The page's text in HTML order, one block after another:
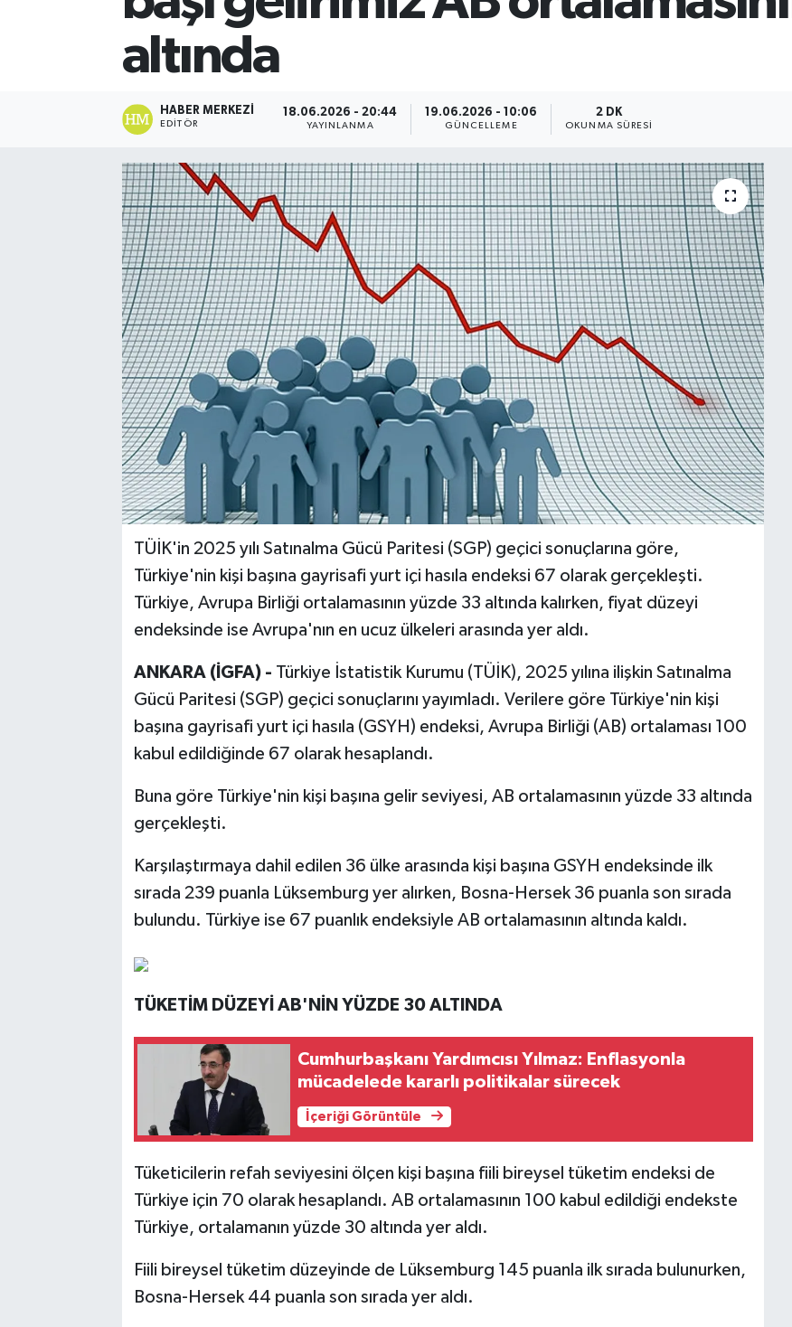
altında
HABER MERKEZI
EDITÖR
18.06.2026 - 20:44
YAYINLANMA
19.06.2026 - 10:06
GÜNCELLEME
2 DK
OKUNMA SÜRESI
TÜİK'in 2025 yılı Satınalma Gücü Paritesi (SGP) geçici sonuçlarına göre,
Türkiye'nin kişi başına gayrisafi yurt içi hasıla endeksi 67 olarak gerçekleşti.
Türkiye, Avrupa Birliği ortalamasının yüzde 33 altında kalırken, fiyat düzeyi
endeksinde ise Avrupa'nın en ucuz ülkeleri arasında yer aldı.
ANKARA (İGFA) - Türkiye İstatistik Kurumu (TÜİK), 2025 yılına ilişkin Satınalma
Gücü Paritesi (SGP) geçici sonuçlarını yayımladı. Verilere göre Türkiye'nin kişi
başına gayrisafi yurt içi hasıla (GSYH) endeksi, Avrupa Birliği (AB) ortalaması 100
kabul edildiğinde 67 olarak hesaplandı.
Buna göre Türkiye'nin kişi başına gelir seviyesi, AB ortalamasının yüzde 33 altında
gerçekleşti.
Karşılaştırmaya dahil edilen 36 ülke arasında kişi başına GSYH endeksinde ilk
sırada 239 puanla Lüksemburg yer alırken, Bosna-Hersek 36 puanla son sırada
bulundu. Türkiye ise 67 puanlık endeksiyle AB ortalamasının altında kaldı.
TÜKETİM DÜZEYİ AB'NİN YÜZDE 30 ALTINDA
Cumhurbaşkanı Yardımcısı Yılmaz: Enflasyonla
mücadelede kararlı politikalar sürecek
İçeriği Görüntüle
Tüketicilerin refah seviyesini ölçen kişi başına fiili bireysel tüketim endeksi de
Türkiye için 70 olarak hesaplandı. AB ortalamasının 100 kabul edildiği endekste
Türkiye, ortalamanın yüzde 30 altında yer aldı.
Fiili bireysel tüketim düzeyinde de Lüksemburg 145 puanla ilk sırada bulunurken,
Bosna-Hersek 44 puanla son sırada yer aldı.